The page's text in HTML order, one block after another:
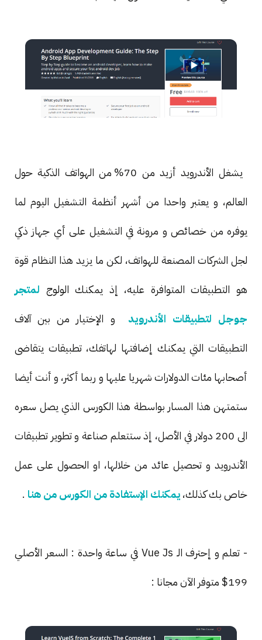
يشغل الأندرويد أزيد من 70% من الهواتف الذكية حول
العالم، و يعتبر واحدا من أشهر أنظمة التشغيل اليوم لما
يوفره من خصائص و مرونة في التشغيل على أي جهاز ذكي
لجل الشركات المصنعة للهواتف، لكن ما يزيد هذا النظام قوة
هو التطبيقات المتوافرة عليه، إذ يمكنك الولوج لمتجر
جوجل لتطبيقات الأندرويد
و الإختيار من بين آلاف
التطبيقات التي يمكنك إضافتها لهاتفك، تطبيقات يتقاضى
أصحابها مئات الدولارات شهريا عليها و ربما أكثر، و أنت أيضا
ستمتهن هذا المسار بواسطة هذا الكورس الذي يصل سعره
الى 200 دولار في الأصل، إذ ستتعلم صناعة و تطوير تطبيقات
الأندرويد و تحصيل عائد من خلالها، او الحصول على عمل
خاص بك كذلك،يمكنك الإستفادة من الكورس من هنا .
- تعلم و إحترف الـ Vue Js في ساعة واحدة : السعر الأصلي
199$ متوفر الآن مجانا :